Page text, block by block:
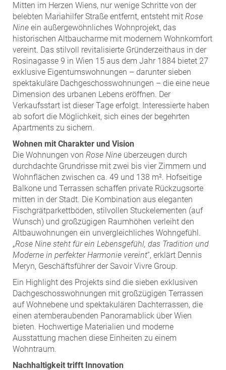
teamneunzehn
VÖPE Next
Verband Österreichischer Versicherungsmakler
Weinrauch Rechtsanwälte
WINEGG Realitäten
ZEHA Real Estate
Media
Pressekontakt
Mitten im Herzen Wiens, nur wenige Schritte von der
belebten Mariahilfer Straße entfernt, entsteht mit Rose
Nine ein außergewöhnliches Wohnprojekt, das
historischen Altbaucharme mit modernem Wohnkomfort
vereint. Das stilvoll revitalisierte Gründerzeithaus in der
Rosinagasse 9 in Wien 15 aus dem Jahr 1884 bietet 27
exklusive Eigentumswohnungen – darunter sieben
spektakuläre Dachgeschosswohnungen – die eine neue
Dimension des urbanen Lebens eröffnen. Der
Verkaufsstart ist dieser Tage erfolgt. Interessierte haben
ab sofort die Möglichkeit, sich eines der begehrten
Apartments zu sichern.
Wohnen mit Charakter und Vision
Die Wohnungen von Rose Nine überzeugen durch
durchdachte Grundrisse mit zwei bis vier Zimmern und
Wohnflächen zwischen ca. 49 und 138 m². Hofseitige
Balkone und Terrassen schaffen private Rückzugsorte
mitten in der Stadt. Die Kombination aus eleganten
Fischgrätparkettböden, stilvollen Stuckelementen (auf
Wunsch) und großzügigen Raumhöhen verleiht den
Altbauwohnungen ein unvergleichliches Wohngefühl.
„Rose Nine steht für ein Lebensgefühl, das Tradition und
Moderne in perfekter Harmonie vereint“, erklärt Dennis
Meryn, Geschäftsführer der Savoir Vivre Group.
Ein Highlight des Projekts sind die sieben exklusiven
Dachgeschosswohnungen mit großzügigen Terrassen
auf Wohnebene und spektakulären Dachterrassen, die
einen atemberaubenden Panoramablick über Wien
bieten. Hochwertige Materialien und moderne
Ausstattung machen diese Einheiten zu einem
Wohntraum.
Nachhaltigkeit trifft Innovation